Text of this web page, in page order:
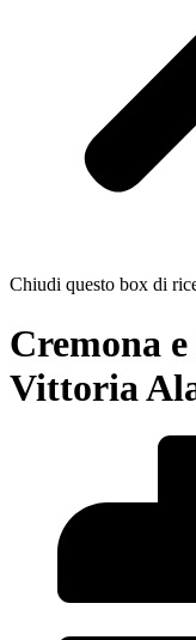
Chiudi questo box di
Cremona
Vittoria